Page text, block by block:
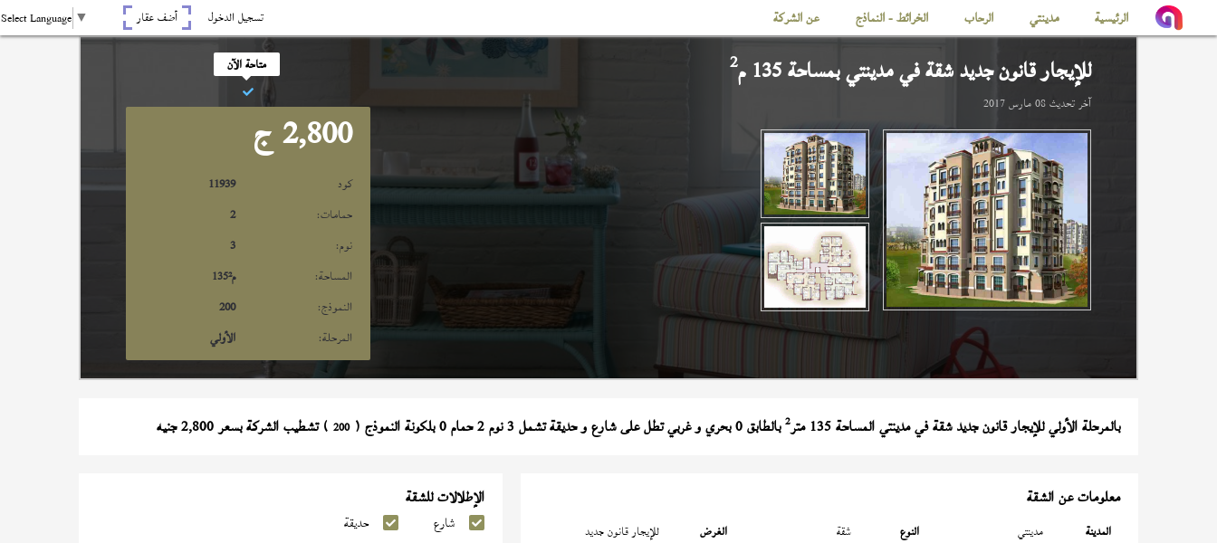
الرئيسية مدينتي الرحاب الخرائط - النماذج عن الشركة تسجيل الدخول أضف عقار Select Language ▼
للإيجار قانون جديد شقة فيمدينتيبمساحة 135 م 2
آخر تحديث08 مارس 2017
متاحة الآن
2,800 ج
كود
11939
حمامات:
2
نوم:
3
المساحة:
135م²
النموذج:
200
المرحلة:
الأولي
بالمرحلة الأولي للإيجار قانون جديد شقة في مدينتي المساحة 135 متر 2بالطابق 0 بحري و غربي تطل على شارع و حديقة تشمل 3 نوم 2 حمام 0 بلكونة النموذج ( 200 ) تشطيب الشركة بسعر 2,800 جنيه
معلومات عن الشقة
المدينة مدينتي النوع شقة الغرض
للإيجار قانون جديد
الإطلالات للشقة
شارع حديقة